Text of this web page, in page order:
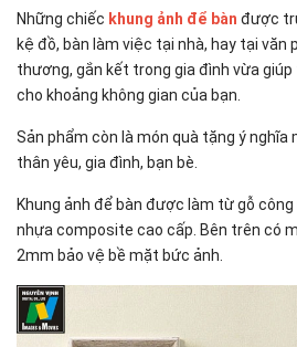
Những chiếc khung ảnh để bàn được
kệ đồ, bàn làm việc tại nhà, hay tại văn
thương, gắn kết trong gia đình vừa
cho khoảng không gian của bạn.
Sản phẩm còn là món quà tặng ý nghĩa
thân yêu, gia đình, bạn bè.
Khung ảnh để bàn được làm từ gỗ
nhựa composite cao cấp. Bên trên có
2mm bảo vệ bề mặt bức ảnh.